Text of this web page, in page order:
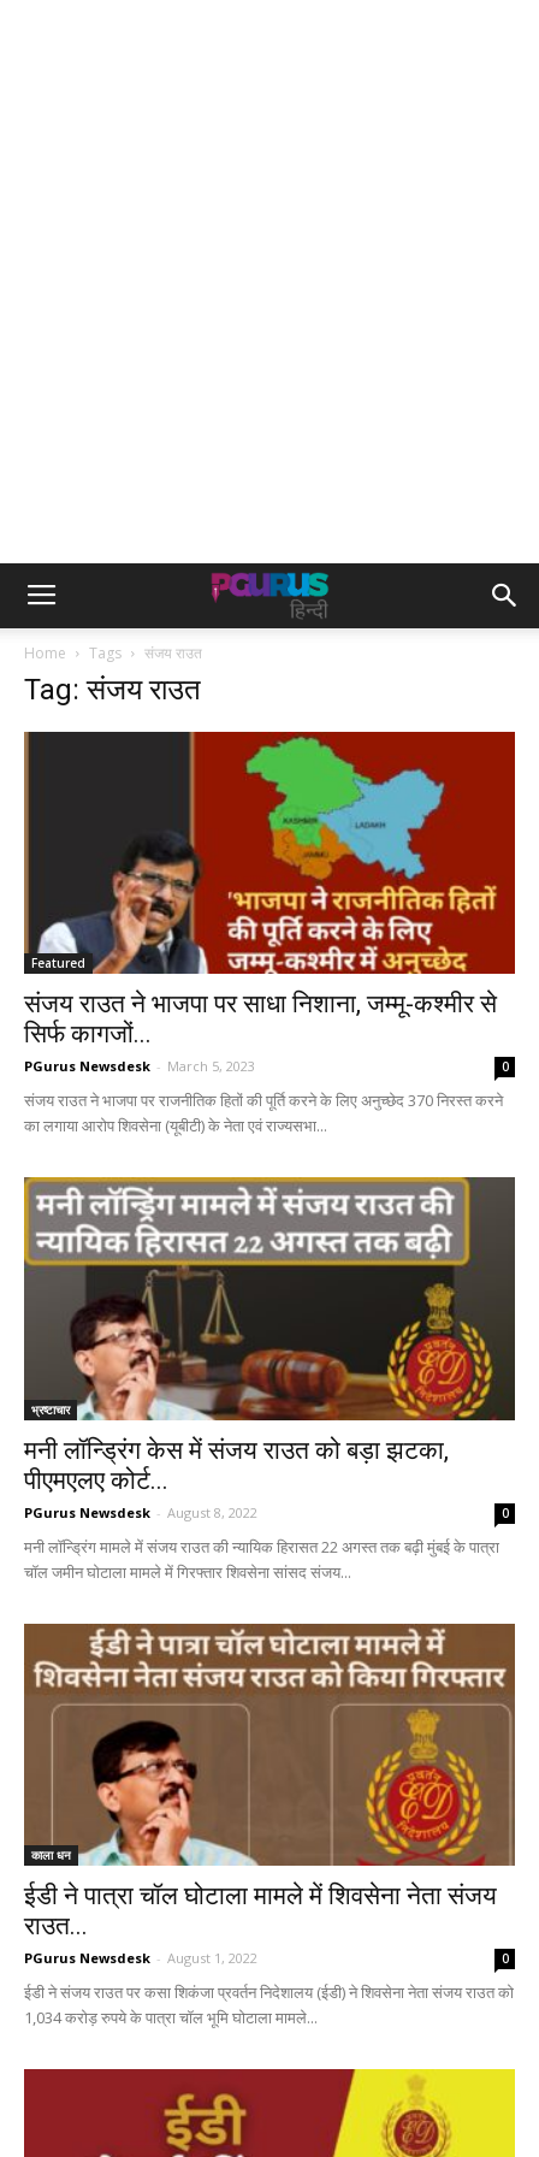
Home Tags संजय राउत
Tag: संजय राउत
Featured
संजय राउत ने भाजपा पर साधा निशाना, जम्मू-कश्मीर से
सिर्फ कागजों...
PGurus Newsdesk - March 5, 2023 0
संजय राउत ने भाजपा पर राजनीतिक हितों की पूर्ति करने के लिए अनुच्छेद 370 निरस्त करने
का लगाया आरोप शिवसेना (यूबीटी) के नेता एवं राज्यसभा...
भ्रष्टाचार
मनी लॉन्ड्रिंग केस में संजय राउत को बड़ा झटका,
पीएमएलए कोर्ट...
PGurus Newsdesk - August 8, 2022 0
मनी लॉन्ड्रिंग मामले में संजय राउत की न्यायिक हिरासत 22 अगस्त तक बढ़ी मुंबई के पात्रा
चॉल जमीन घोटाला मामले में गिरफ्तार शिवसेना सांसद संजय...
काला धन
ईडी ने पात्रा चॉल घोटाला मामले में शिवसेना नेता संजय
राउत...
PGurus Newsdesk - August 1, 2022 0
ईडी ने संजय राउत पर कसा शिकंजा प्रवर्तन निदेशालय (ईडी) ने शिवसेना नेता संजय राउत को
1,034 करोड़ रुपये के पात्रा चॉल भूमि घोटाला मामले...